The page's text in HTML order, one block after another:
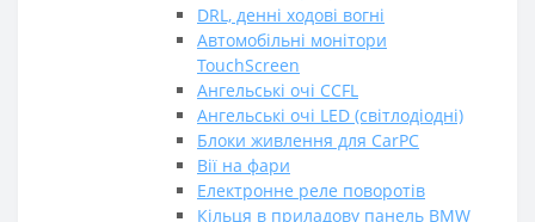
DRL, денні ходові вогні
Автомобільні монітори
TouchScreen
Ангельські очі CCFL
Ангельські очі LED (світлодіодні)
Блоки живлення для CarPC
Вії на фари
Електронне реле поворотів
Кільця в приладову панель BMW